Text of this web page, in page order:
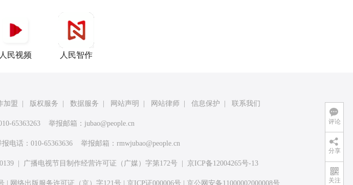
人民视频 人民智作
加盟 版权服务 数据服务 网站声明 网站律师 信息保护 联系我们
65363263 举报邮箱： jubao@people.cn
电话：010-65363636 举报邮箱： rmwjubao@people.cn
| 广播电视节目制作经营许可证（广媒）字第172号| 京ICP备12004265号-13
网络出版服务许可证（京）字121号 京ICP证000006号 京公网安备11000002000008号
评论
分享
关注